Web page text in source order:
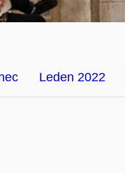
Leden 2022